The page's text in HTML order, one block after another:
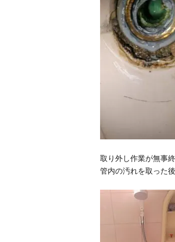
取り外し作業が無事
管内の汚れを取った